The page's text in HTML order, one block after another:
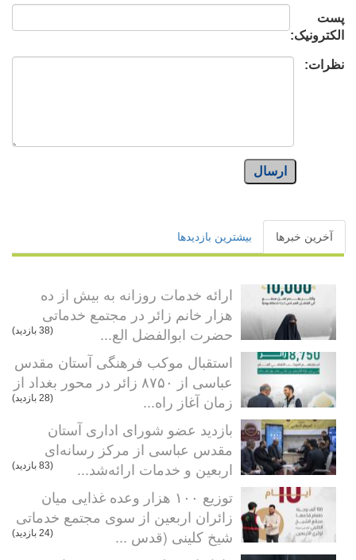
پست
الکترونیک:
نظرات:
ارسال
آخرین خبرها بیشترین بازدیدها
ارائه خدمات روزانه به بیش از ده
هزار خانم زائر در مجتمع خدماتی
حضرت ابوالفضل الع...
(38 بازدید)
استقبال موکب فرهنگی آستان مقدس
عباسی از ۸۷۵۰ زائر در محور بغداد از
زمان آغاز راه...
(28 بازدید)
بازدید عضو شورای اداری آستان
مقدس عباسی از مرکز رسانه‌ای
اربعین و خدمات ارائه‌شد...
(83 بازدید)
توزیع ۱۰۰ هزار وعده غذایی میان
زائران اربعین از سوی مجتمع خدماتی
شیخ کلینی (قدس ...
(24 بازدید)